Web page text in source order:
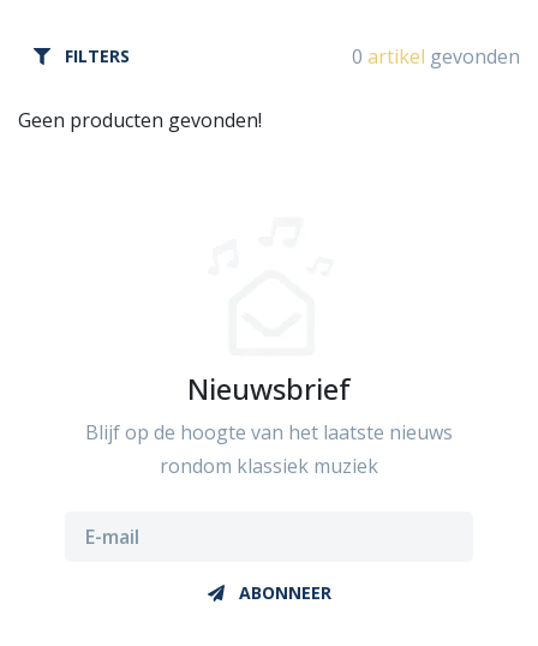
FILTERS 0 artikel gevonden
Geen producten gevonden!
Nieuwsbrief
Blijf op de hoogte van het laatste nieuws
rondom klassiek muziek
ABONNEER